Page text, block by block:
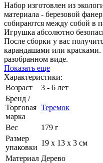
Набор изготовлен из
материала - березовой
собираются между собой в
Игрушка абсолютно
После сборки у вас
карандашами или красками.
разобранном виде.
Показать еще
Характеристики:
Возраст
3 - 6 лет
Бренд /
Торговая
марка
Теремок
Вес
179 г
Размер
упаковки
19 х 13 х 3 см
Материал Дерево